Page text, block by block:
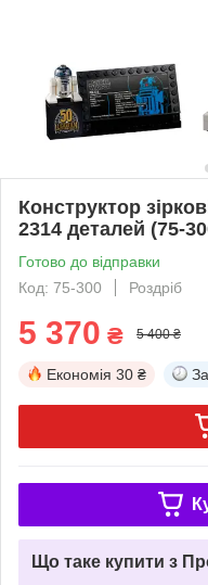
Конструктор
2314 деталей (75-
Готово до відправки
Код: 75-300
Роздріб
5 370 ₴ 5 400 ₴
Економія 30 ₴
Що таке купити з